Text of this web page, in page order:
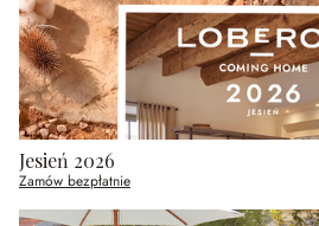
Jesień 2026
Zamów bezpłatnie